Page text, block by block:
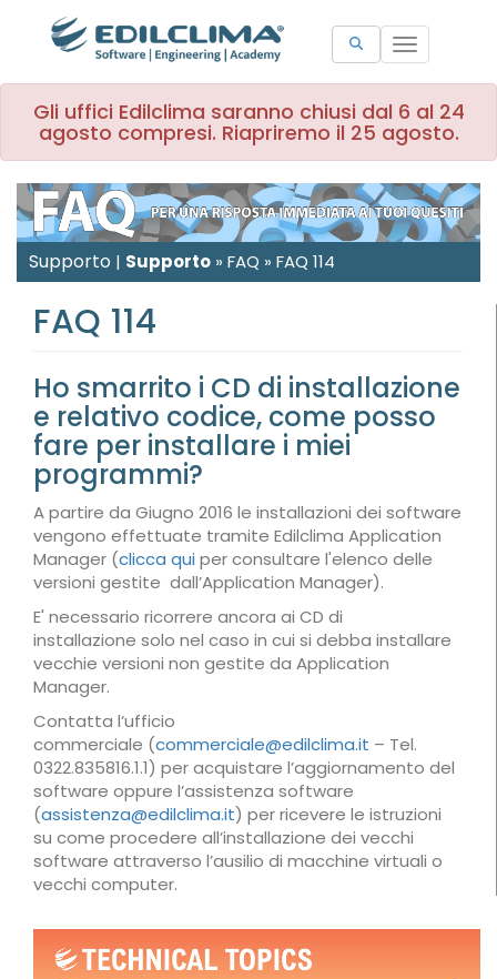
Toggle
navigation
Gli uffici Edilclima saranno chiusi dal 6 al 24
agosto compresi. Riapriremo il 25 agosto.
Supporto | Supporto » FAQ » FAQ 114
FAQ 114
Ho smarrito i CD di installazione
e relativo codice, come posso
fare per installare i miei
programmi?
A partire da Giugno 2016 le installazioni dei software
vengono effettuate tramite Edilclima Application
Manager (clicca qui per consultare l'elenco delle
versioni gestite dall’Application Manager).
E' necessario ricorrere ancora ai CD di
installazione solo nel caso in cui si debba installare
vecchie versioni non gestite da Application
Manager.
Contatta l’ufficio
commerciale (commerciale@edilclima.it – Tel.
0322.835816.1.1) per acquistare l’aggiornamento del
software oppure l’assistenza software
(assistenza@edilclima.it) per ricevere le istruzioni
su come procedere all’installazione dei vecchi
software attraverso l’ausilio di macchine virtuali o
vecchi computer.